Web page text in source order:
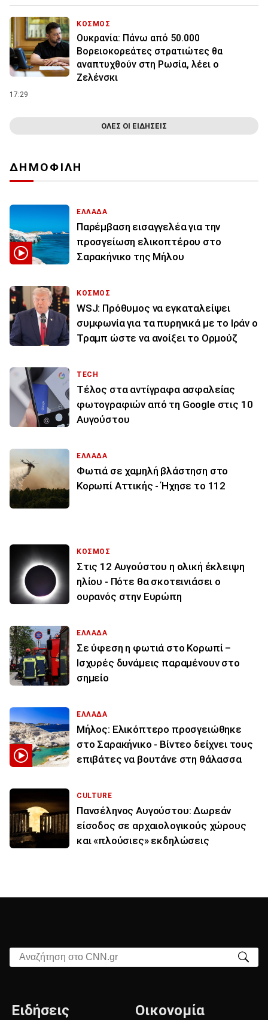
ΚΟΣΜΟΣ
Ουκρανία: Πάνω από 50.000
Βορειοκορεάτες στρατιώτες θα
αναπτυχθούν στη Ρωσία, λέει ο
Ζελένσκι
17:29
ΟΛΕΣ ΟΙ ΕΙΔΗΣΕΙΣ
ΔΗΜΟΦΙΛΗ
ΕΛΛΑΔΑ
Παρέμβαση εισαγγελέα για την
προσγείωση ελικοπτέρου στο
Σαρακήνικο της Μήλου
ΚΟΣΜΟΣ
WSJ: Πρόθυμος να εγκαταλείψει
συμφωνία για τα πυρηνικά με το Ιράν ο
Τραμπ ώστε να ανοίξει το Ορμούζ
TECH
Τέλος στα αντίγραφα ασφαλείας
φωτογραφιών από τη Google στις 10
Αυγούστου
ΕΛΛΑΔΑ
Φωτιά σε χαμηλή βλάστηση στο
Κορωπί Αττικής - Ήχησε το 112
ΚΟΣΜΟΣ
Στις 12 Αυγούστου η ολική έκλειψη
ηλίου - Πότε θα σκοτεινιάσει ο
ουρανός στην Ευρώπη
ΕΛΛΑΔΑ
Σε ύφεση η φωτιά στο Κορωπί –
Ισχυρές δυνάμεις παραμένουν στο
σημείο
ΕΛΛΑΔΑ
Μήλος: Ελικόπτερο προσγειώθηκε
στο Σαρακήνικο - Βίντεο δείχνει τους
επιβάτες να βουτάνε στη θάλασσα
CULTURE
Πανσέληνος Αυγούστου: Δωρεάν
είσοδος σε αρχαιολογικούς χώρους
και «πλούσιες» εκδηλώσεις
Αναζήτηση στο CNN.gr
Ειδήσεις Οικονομία